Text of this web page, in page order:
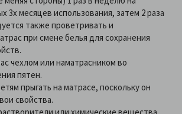
3х месяцев использования, затем 2 раза
также проветривать и
при смене белья для сохранения
чехлом или наматрасником во
пятен.
прыгать на матрасе, поскольку он
свойства.